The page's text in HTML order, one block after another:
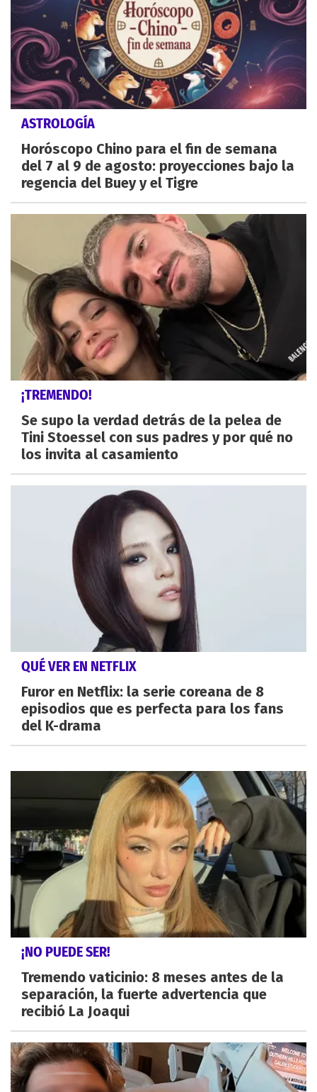
ASTROLOGÍA
Horóscopo Chino para el fin de semana
del 7 al 9 de agosto: proyecciones bajo la
regencia del Buey y el Tigre
¡TREMENDO!
Se supo la verdad detrás de la pelea de
Tini Stoessel con sus padres y por qué no
los invita al casamiento
QUÉ VER EN NETFLIX
Furor en Netflix: la serie coreana de 8
episodios que es perfecta para los fans
del K-drama
¡NO PUEDE SER!
Tremendo vaticinio: 8 meses antes de la
separación, la fuerte advertencia que
recibió La Joaqui